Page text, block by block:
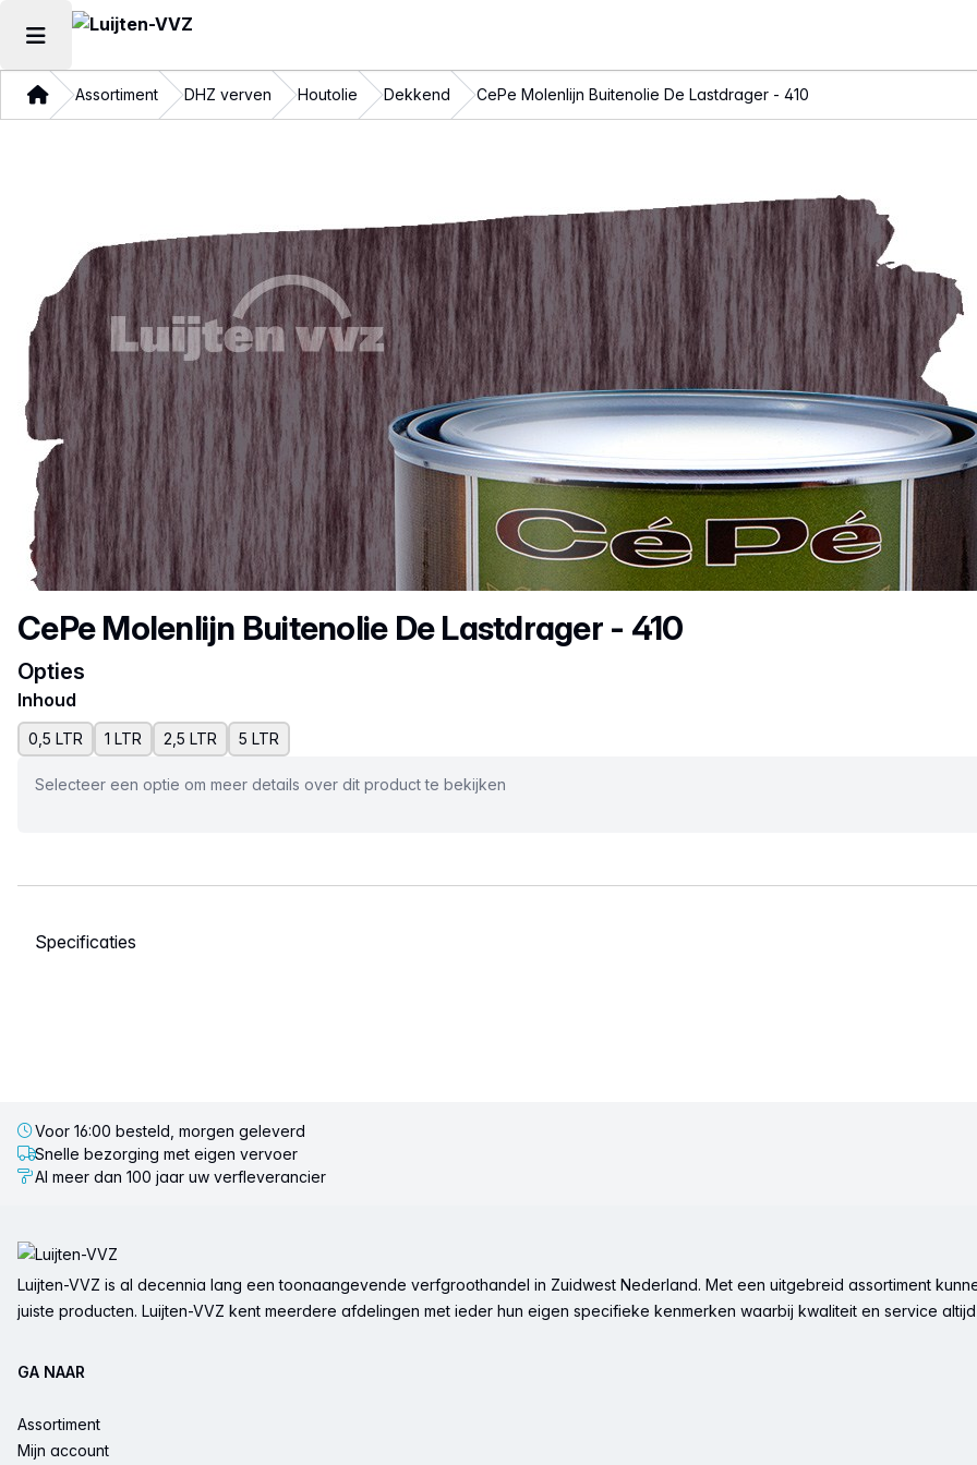
Hoofdmenu openen
ThuisAssortiment DHZ verven Houtolie Dekkend CePe Molenlijn Buitenolie De Lastdrager - 410
Productnaam
CePe Molenlijn Buitenolie De Lastdrager - 410
Opties
Inhoud
0,5 LTR 1 LTR 2,5 LTR 5 LTR
Selecteer een optie om meer details over dit product te bekijken
Selecteer een tabblad
Voor 16:00 besteld, morgen geleverd
Snelle bezorging met eigen vervoer
Al meer dan 100 jaar uw verfleverancier
Luijten-VVZ is al decennia lang een toonaangevende verfgroothandel in Zuidwest Nederland. Met een uitgebreid assortiment
juiste producten. Luijten-VVZ kent meerdere afdelingen met ieder hun eigen specifieke kenmerken waarbij kwaliteit en service
GA NAAR
Assortiment
Mijn account